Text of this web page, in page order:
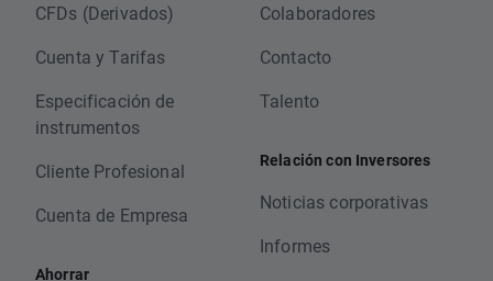
CFDs (Derivados)
Cuenta y Tarifas
Especificación de
instrumentos
Cliente Profesional
Cuenta de Empresa
Ahorrar
Colaboradores
Contacto
Talento
Relación con Inversores
Noticias corporativas
Informes